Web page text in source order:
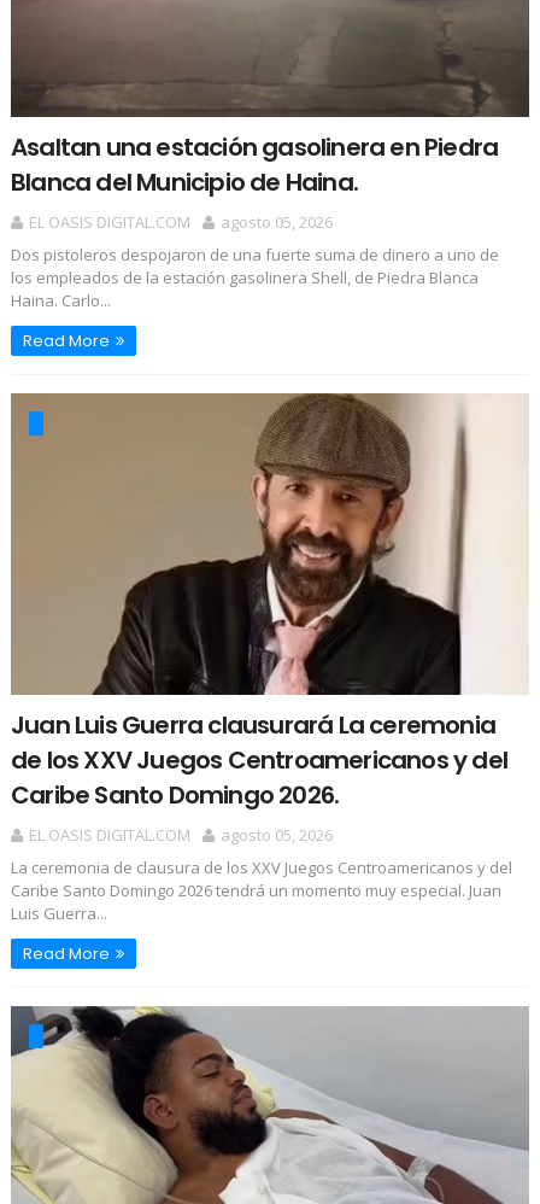
Asaltan una estación gasolinera en Piedra
Blanca del Municipio de Haina.
EL OASIS DIGITAL.COM
agosto 05, 2026
Dos pistoleros despojaron de una fuerte suma de dinero a uno de
los empleados de la estación gasolinera Shell, de Piedra Blanca
Haina. Carlo...
Read More
Juan Luis Guerra clausurará La ceremonia
de los XXV Juegos Centroamericanos y del
Caribe Santo Domingo 2026.
EL OASIS DIGITAL.COM
agosto 05, 2026
La ceremonia de clausura de los XXV Juegos Centroamericanos y del
Caribe Santo Domingo 2026 tendrá un momento muy especial. Juan
Luis Guerra...
Read More